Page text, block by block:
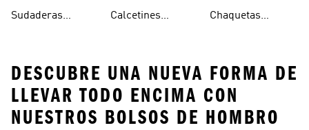
Sudaderas
Mujer
Calcetines
Chaquetas
DESCUBRE UNA NUEVA FORMA DE
LLEVAR TODO ENCIMA CON
NUESTROS BOLSOS DE HOMBRO